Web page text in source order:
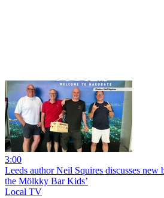
3:00
Leeds author Neil Squires discusses new
the Mölkky Bar Kids’
Local TV